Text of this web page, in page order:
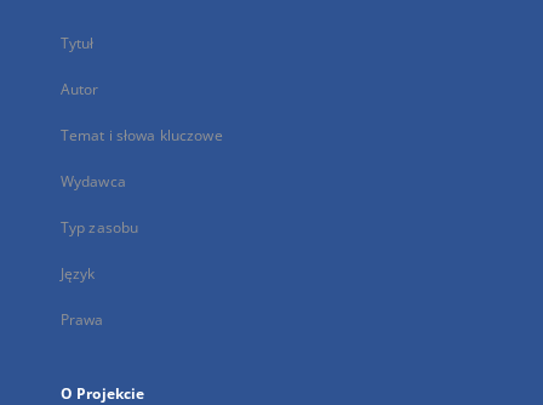
Tytuł
Autor
Temat i słowa kluczowe
Wydawca
Typ zasobu
Język
Prawa
O Projekcie